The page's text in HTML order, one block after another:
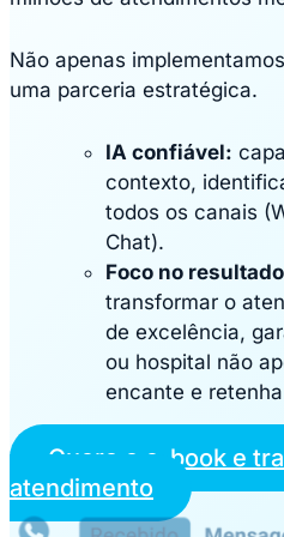
Não apenas
uma parceria estratégica.
IA confiável:
contexto,
todos os canais
Chat).
Foco no
transformar o
de excelência,
ou hospital não
encante e
Quero o e-book e
atendimento